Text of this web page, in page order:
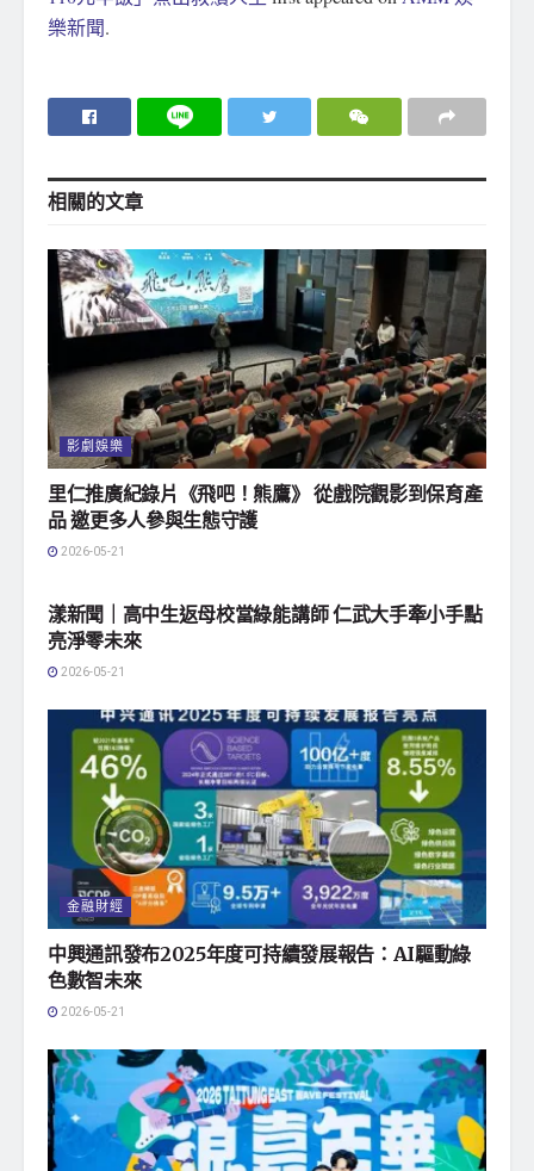
樂新聞.
相關的文章
影劇娛樂
里仁推廣紀錄片《飛吧！熊鷹》 從戲院觀影到保育產
品 邀更多人參與生態守護
2026-05-21
漾新聞｜高中生返母校當綠能講師 仁武大手牽小手點
亮淨零未來
2026-05-21
金融財經
中興通訊發布2025年度可持續發展報告：AI驅動綠
色數智未來
2026-05-21